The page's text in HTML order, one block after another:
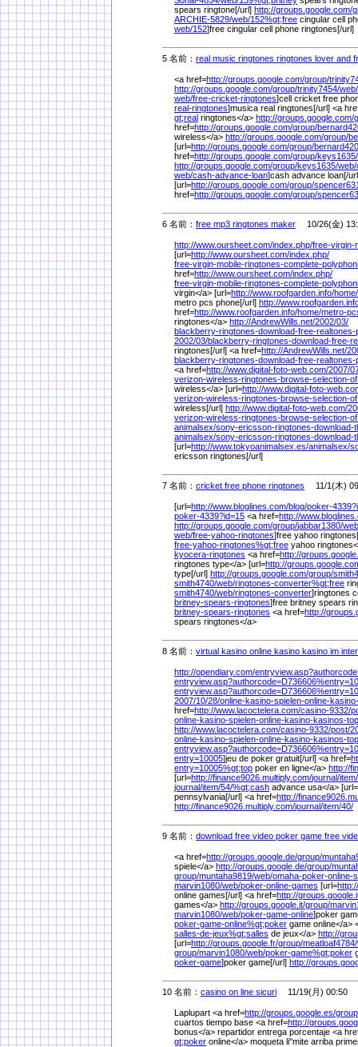
spears ringtone[/url] http://groups.google.com/
ARCHIE-5829/web/152%gt;free cingular cell
web/152]free cingular cell phone ringtones[/url]
5 名前： real music ringtones ringtones lover and
<a href=http://groups.google.com/group/
http://groups.google.com/group/trinity7454/web/
web/free-cricket-ringtones]cell cricket free
real-ringtones]musica real ringtones[/url] <a
gt;real ringtones</a> http://groups.google.com/
href=http://groups.google.com/group/
wireless</a> http://groups.google.com/group/
[url=http://groups.google.com/group/
href=http://groups.google.com/group/keys1635/
http://groups.google.com/group/keys1635/web/
web/cash-advance-loan]cash advance loan[/
[url=http://groups.google.com/group/
href=http://groups.google.com/group/
6 名前： free mp3 ringtones maker 10/26(金)
http://www.oursheet.com/index.php/free-virgin-
[url=http://www.oursheet.com/index.php/
free-virgin-mobile-ringtones-complete-
href=http://www.oursheet.com/index.php/
free-virgin-mobile-ringtones-complete-
virgin</a> [url=http://www.roofgarden.info/home/
metro pcs phone[/url] http://
href=http://www.roofgarden.info/home/metro-
ringtones</a> http://AndrewWills.net/2002/03/
blackberry-ringtones-download-free-
2002/03/blackberry-ringtones-download-free-
ringtones[/url] <a href=http://AndrewWills.net/
blackberry-ringtones-download-free-
<a href=http://www.digital-foto-web.com/2007/
verizon-wireless-ringtones-browse-selection-
wireless</a> [url=http://www.digital-foto-
verizon-wireless-ringtones-browse-selection-
wireless[/url] http://www.digital-foto-web.com/
verizon-wireless-ringtones-browse-selection-
animalsex/sony-ericsson-ringtones-download-
animalsex/sony-ericsson-ringtones-download-
[url=http://www.tokyoanimalsex.es/animalsex/
ericsson ringtones[/url]
7 名前： cricket free phone ringtones 11/1(木)
[url=http://www.bloglines.com/blog/poker-
poker-4339?id=15 <a href=http://
http://groups.google.com/group/jabbar1380/
web/free-yahoo-ringtones]free yahoo
free-yahoo-ringtones%gt;free yahoo
kyocera-ringtones <a href=http://
ringtones type</a> [url=http://
type[/url] http://groups.google.com/group/
smith4740/web/ringtones-converter%gt;free
smith4740/web/ringtones-converter]ringtones
britney-spears-ringtones]free britney spears
britney-spears-ringtones <a href=http://
spears ringtones</a>
8 名前： virtual kasino online kasino kasino im
http://opendiary.com/
entryview.asp?authorcode=D736606%
entryview.asp?authorcode=D736606%
2007/10/28/online-kasino-spielen-online-
href=http://www.lacoctelera.com/casino-9332/
online-kasino-spielen-online-kasino-kasinos-
http://www.lacoctelera.com/casino-9332/post/
online-kasino-spielen-online-kasino-kasinos-
entryview.asp?authorcode=D736606%
entry=10005]jeu de poker gratuit[/url] <a href=
entry=10005%gt;top poker en ligne</a> http://
[url=http://finance9026.multiply.com/journal/item/
journal/item/54/%gt;cash advance usa</a> [url=
pennsylvania[/url] <a href=http://
http://finance9026.multiply.com/journal/item/40/
9 名前： download free video poker game free
<a href=http://groups.google.de/group/
spiele</a> http://groups.google.de/group/
group/muntaha9819/web/omaha-poker-online-
marvin1080/web/poker-online-games [url=
online games[/url] <a href=http://
games</a> http://groups.google.it/group/
marvin1080/web/poker-game-online]poker
poker-game-online%gt;poker game online</a>
salles-de-jeux%gt;salles de jeux</a> http://
[url=http://groups.google.fr/group/meatloaf4784/
group/marvin1080/web/poker-game%gt;poker
poker-game]poker game[/url] http://
10 名前： casino on line sicuri 11/19(月) 00:50
Laplupart <a href=http://groups.google.es/
cuartos tiempo base <a href=http://
bonus</a> repartidor entrega porcentaje <a
gt;poker online</a> moqueta li''mite arriba